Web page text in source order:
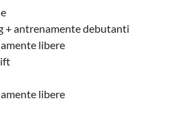
+ antrenamente debutanti
libere
libere